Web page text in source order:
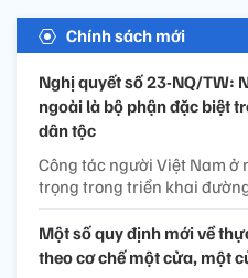
Chính sách mới
Nghị quyết số 23-NQ/TW:
ngoài là bộ phận đặc biệt
dân tộc
Công tác người Việt Nam ở
trọng trong triển khai
Một số quy định mới về
theo cơ chế một cửa, một